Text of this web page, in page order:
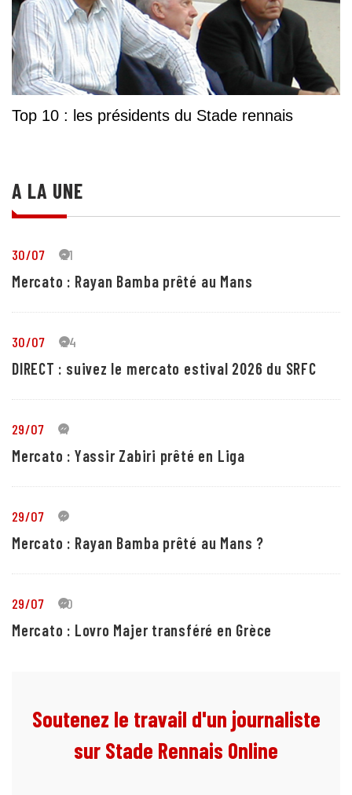
Top 10 : les présidents du Stade rennais
A LA UNE
30/07 21
Mercato : Rayan Bamba prêté au Mans
30/07 24
DIRECT : suivez le mercato estival 2026 du SRFC
29/07 4
Mercato : Yassir Zabiri prêté en Liga
29/07 1
Mercato : Rayan Bamba prêté au Mans ?
29/07 10
Mercato : Lovro Majer transféré en Grèce
Soutenez le travail d'un journaliste
sur Stade Rennais Online